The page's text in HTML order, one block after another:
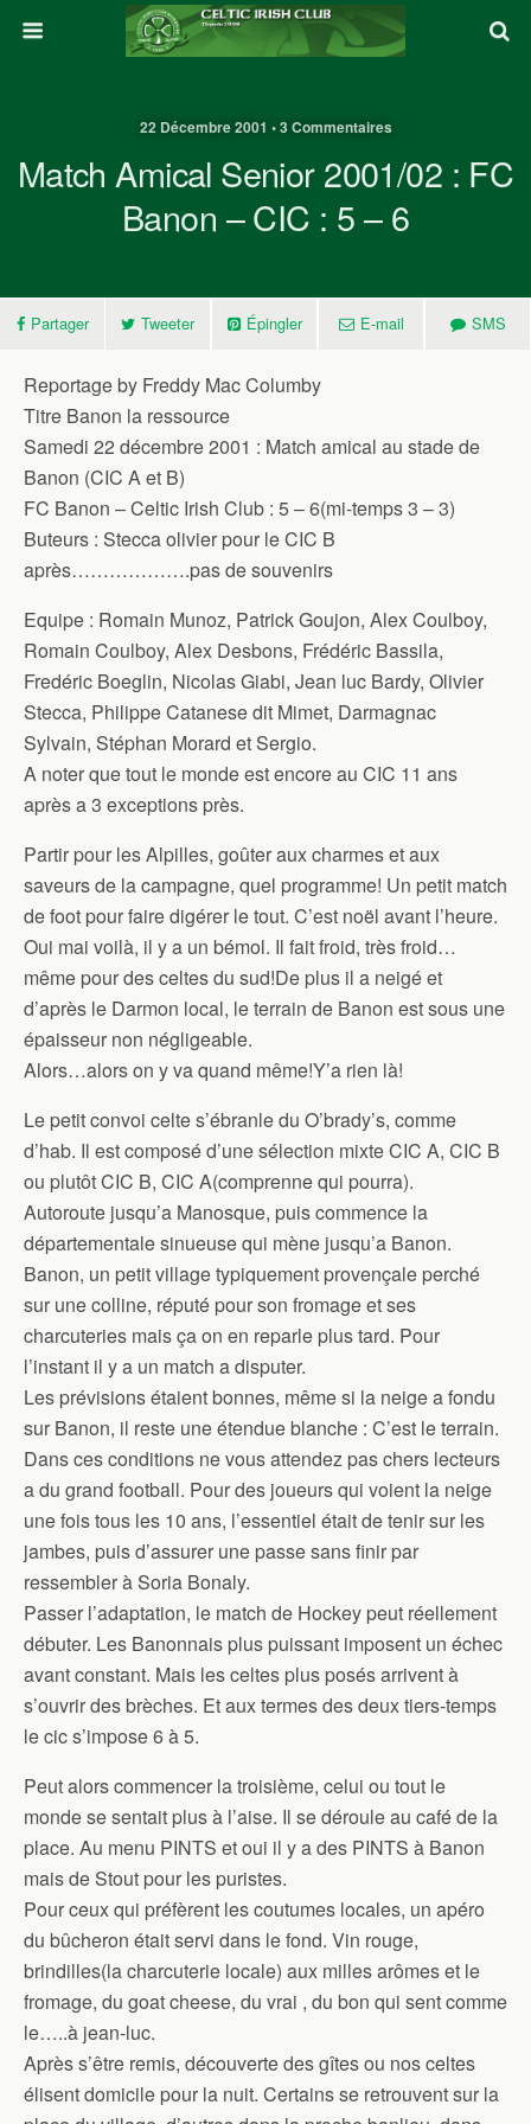
22 Décembre 2001 • 3 Commentaires
Match Amical Senior 2001/02 : FC
Banon – CIC : 5 – 6
Partager Tweeter Épingler E-mail SMS
Reportage by Freddy Mac Columby
Titre Banon la ressource
Samedi 22 décembre 2001 : Match amical au stade de
Banon (CIC A et B)
FC Banon – Celtic Irish Club : 5 – 6(mi-temps 3 – 3)
Buteurs : Stecca olivier pour le CIC B
après……………….pas de souvenirs
Equipe : Romain Munoz, Patrick Goujon, Alex Coulboy,
Romain Coulboy, Alex Desbons, Frédéric Bassila,
Fredéric Boeglin, Nicolas Giabi, Jean luc Bardy, Olivier
Stecca, Philippe Catanese dit Mimet, Darmagnac
Sylvain, Stéphan Morard et Sergio.
A noter que tout le monde est encore au CIC 11 ans
après a 3 exceptions près.
Partir pour les Alpilles, goûter aux charmes et aux
saveurs de la campagne, quel programme! Un petit match
de foot pour faire digérer le tout. C’est noël avant l’heure.
Oui mai voilà, il y a un bémol. Il fait froid, très froid…
même pour des celtes du sud!De plus il a neigé et
d’après le Darmon local, le terrain de Banon est sous une
épaisseur non négligeable.
Alors…alors on y va quand même!Y’a rien là!
Le petit convoi celte s’ébranle du O’brady’s, comme
d’hab. Il est composé d’une sélection mixte CIC A, CIC B
ou plutôt CIC B, CIC A(comprenne qui pourra).
Autoroute jusqu’a Manosque, puis commence la
départementale sinueuse qui mène jusqu’a Banon.
Banon, un petit village typiquement provençale perché
sur une colline, réputé pour son fromage et ses
charcuteries mais ça on en reparle plus tard. Pour
l’instant il y a un match a disputer.
Les prévisions étaient bonnes, même si la neige a fondu
sur Banon, il reste une étendue blanche : C’est le terrain.
Dans ces conditions ne vous attendez pas chers lecteurs
a du grand football. Pour des joueurs qui voient la neige
une fois tous les 10 ans, l’essentiel était de tenir sur les
jambes, puis d’assurer une passe sans finir par
ressembler à Soria Bonaly.
Passer l’adaptation, le match de Hockey peut réellement
débuter. Les Banonnais plus puissant imposent un échec
avant constant. Mais les celtes plus posés arrivent à
s’ouvrir des brèches. Et aux termes des deux tiers-temps
le cic s’impose 6 à 5.
Peut alors commencer la troisième, celui ou tout le
monde se sentait plus à l’aise. Il se déroule au café de la
place. Au menu PINTS et oui il y a des PINTS à Banon
mais de Stout pour les puristes.
Pour ceux qui préfèrent les coutumes locales, un apéro
du bûcheron était servi dans le fond. Vin rouge,
brindilles(la charcuterie locale) aux milles arômes et le
fromage, du goat cheese, du vrai , du bon qui sent comme
le…..à jean-luc.
Après s’être remis, découverte des gîtes ou nos celtes
élisent domicile pour la nuit. Certains se retrouvent sur la